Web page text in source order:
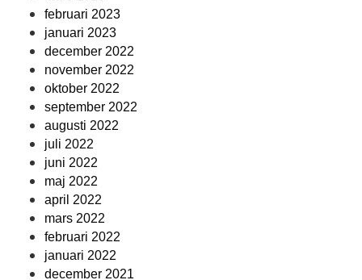
februari 2023
januari 2023
december 2022
november 2022
oktober 2022
september 2022
augusti 2022
juli 2022
juni 2022
maj 2022
april 2022
mars 2022
februari 2022
januari 2022
december 2021